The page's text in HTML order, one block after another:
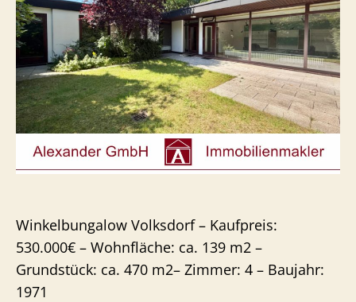
Winkelbungalow Volksdorf – Kaufpreis:
530.000€ – Wohnfläche: ca. 139 m2 –
Grundstück: ca. 470 m2– Zimmer: 4 – Baujahr:
1971